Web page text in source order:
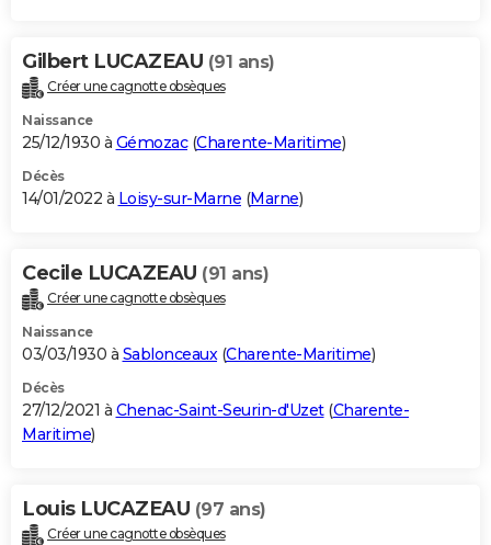
Gilbert LUCAZEAU (91 ans)
Créer une cagnotte obsèques
Naissance
25/12/1930 à Gémozac(Charente-Maritime)
Décès
14/01/2022 à Loisy-sur-Marne (Marne)
Cecile LUCAZEAU (91 ans)
Créer une cagnotte obsèques
Naissance
03/03/1930 à Sablonceaux(Charente-Maritime)
Décès
27/12/2021 à Chenac-Saint-Seurin-d'Uzet(Charente-
Maritime)
Louis LUCAZEAU (97 ans)
Créer une cagnotte obsèques